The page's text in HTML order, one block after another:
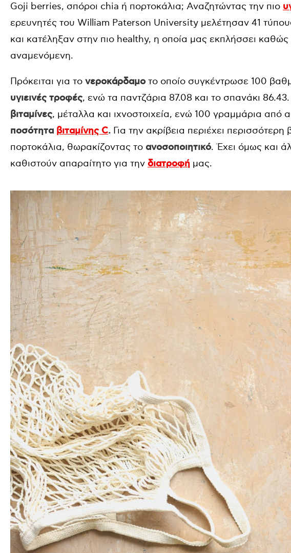
Goji berries, σπόροι chia ή πορτοκάλια; Αναζητώντας την πιο
ερευνητές του William Paterson University μελέτησαν 41
και κατέληξαν στην πιο healthy, η οποία μας εκπλήσσει καθώς
αναμενόμενη.
Πρόκειται για το νεροκάρδαμοτο οποίο συγκέντρωσε 100
υγιεινές τροφές, ενώ τα παντζάρια 87.08 και το σπανάκι
βιταμίνες, μέταλλα και ιχνοστοιχεία, ενώ 100 γραμμάρια από
ποσότητα βιταμίνης C. Για την ακρίβεια περιέχει περισσότερη
πορτοκάλια, θωρακίζοντας το ανοσοποιητικό. Έχει όμως και
καθιστούν απαραίτητο για την διατροφή μας.